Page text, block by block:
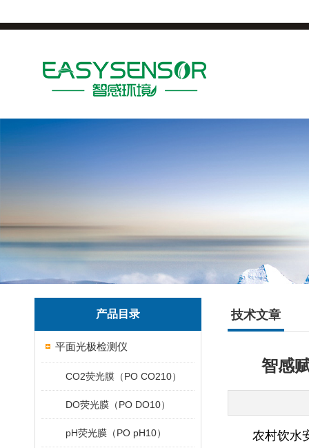
产品目录
平面光极检测仪
CO2荧光膜（PO CO210）
DO荧光膜（PO DO10）
pH荧光膜（PO pH10）
技术文章
智感
农村饮水